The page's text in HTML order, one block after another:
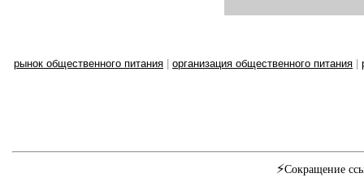
рынок общественного питания организация общественного питания
⚡Сокращение